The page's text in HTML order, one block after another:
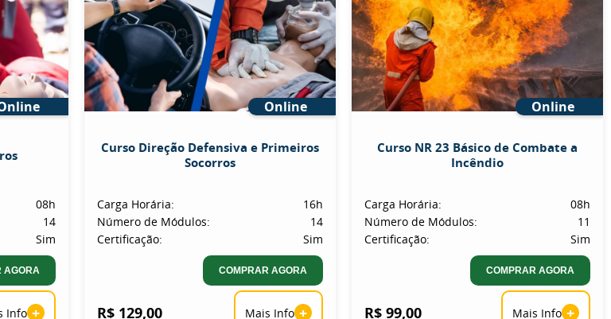
08h
14
Sim
AGORA
Info +
Online
Curso Direção Defensiva e Primeiros
Socorros
Carga Horária:
16h
Número de Módulos:
14
Certificação:
Sim
COMPRAR AGORA
R$ 129,00 Mais Info +
Online
Curso NR 23 Básico de Combate a
Incêndio
Carga Horária:
08h
Número de Módulos:
11
Certificação:
Sim
COMPRAR AGORA
R$ 99,00 Mais Info +